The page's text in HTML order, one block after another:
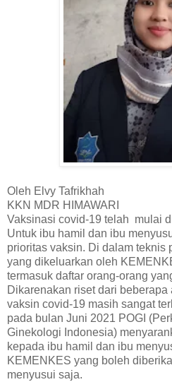
Oleh Elvy Tafrikhah
KKN MDR HIMAWARI
Vaksinasi covid-19 telah mulai
Untuk ibu hamil dan ibu
prioritas vaksin. Di dalam teknis
yang dikeluarkan oleh
termasuk daftar orang-orang
Dikarenakan riset dari
vaksin covid-19 masih sangat
pada bulan Juni 2021 POGI
Ginekologi Indonesia)
kepada ibu hamil dan ibu
KEMENKES yang boleh
menyusui saja.